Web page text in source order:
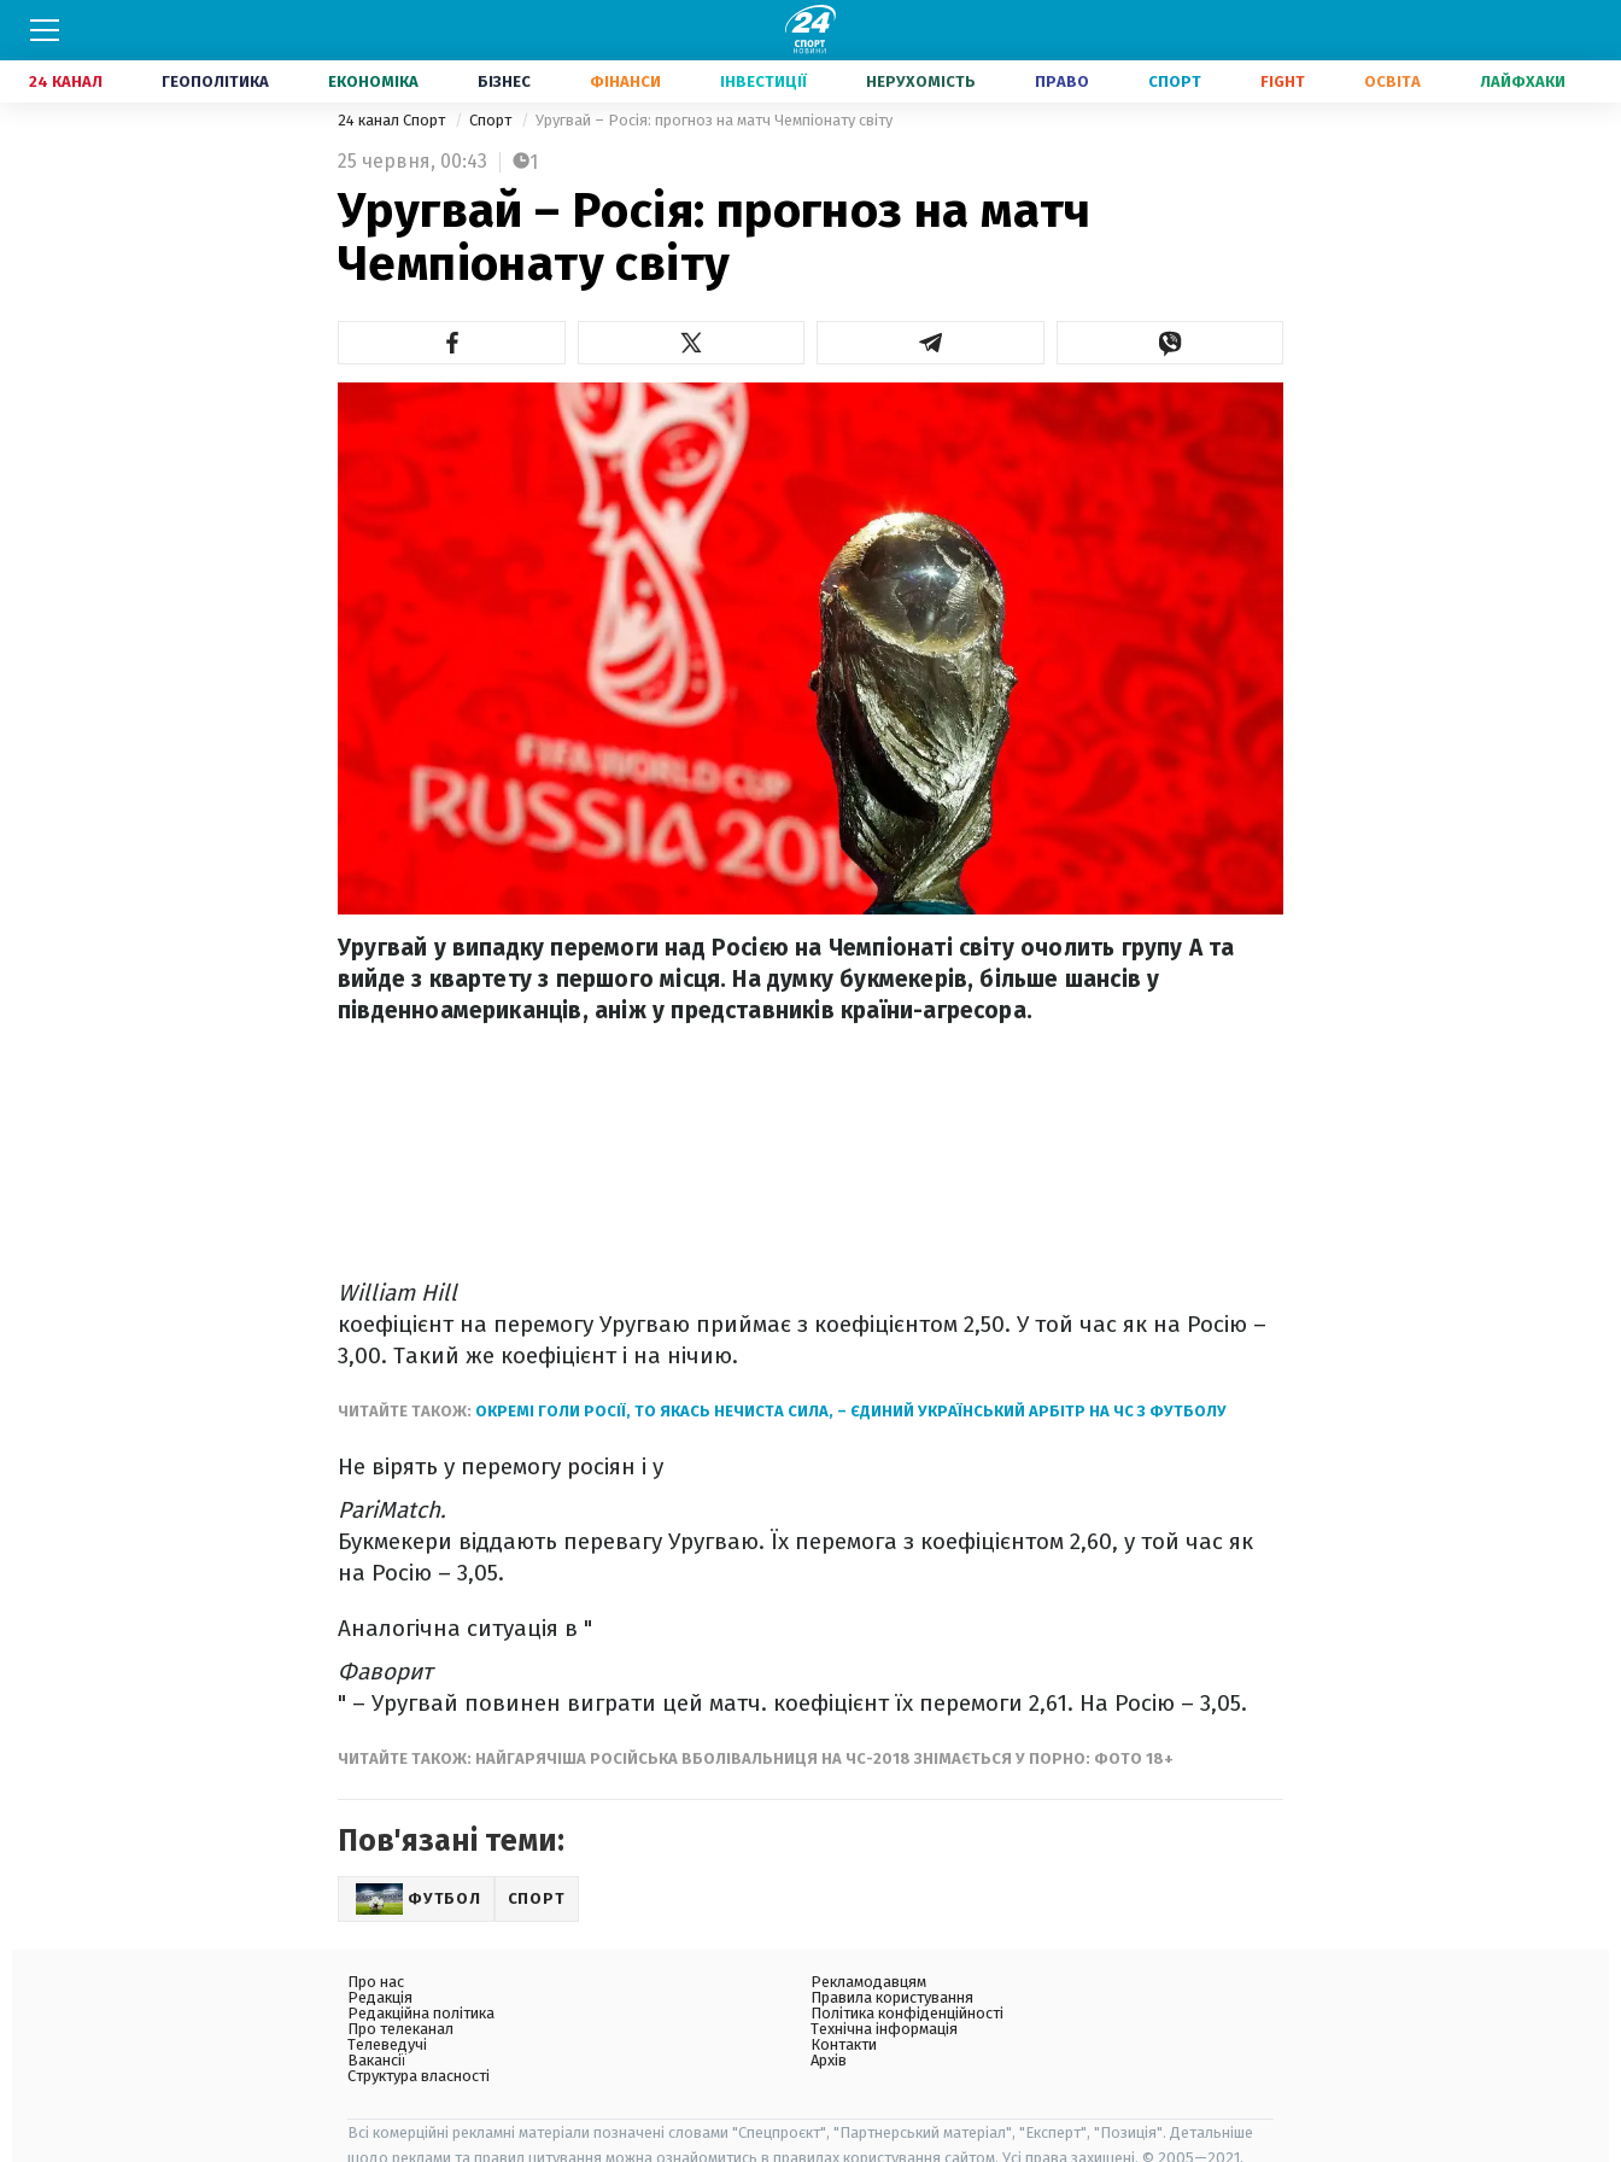
24 КАНАЛ ГЕОПОЛІТИКА ЕКОНОМІКА БІЗНЕС ФІНАНСИ ІНВЕСТИЦІЇ НЕРУХОМІСТЬ ПРАВО СПОРТ FIGHT ОСВІТА ЛАЙФХАКИ
24 канал Спорт Спорт Уругвай – Росія: прогноз на матч Чемпіонату світу
25 червня, 00:43 1
Уругвай – Росія: прогноз на матч
Чемпіонату світу
Уругвай у випадку перемоги над Росією на Чемпіонаті світу очолить групу A та
вийде з квартету з першого місця. На думку букмекерів, більше шансів у
південноамериканців, аніж у представників країни-агресора.
William Hill
коефіцієнт на перемогу Уругваю приймає з коефіцієнтом 2,50. У той час як на Росію –
3,00. Такий же коефіцієнт і на нічию.
ЧИТАЙТЕ ТАКОЖ: ОКРЕМІ ГОЛИ РОСІЇ, ТО ЯКАСЬ НЕЧИСТА СИЛА, – ЄДИНИЙ УКРАЇНСЬКИЙ АРБІТР НА ЧС З ФУТБОЛУ
Не вірять у перемогу росіян і у
PariMatch.
Букмекери віддають перевагу Уругваю. Їх перемога з коефіцієнтом 2,60, у той час як
на Росію – 3,05.
Аналогічна ситуація в "
Фаворит
" – Уругвай повинен виграти цей матч. коефіцієнт їх перемоги 2,61. На Росію – 3,05.
ЧИТАЙТЕ ТАКОЖ: НАЙГАРЯЧІША РОСІЙСЬКА ВБОЛІВАЛЬНИЦЯ НА ЧС-2018 ЗНІМАЄТЬСЯ У ПОРНО: ФОТО 18+
Пов'язані теми:
ФУТБОЛ СПОРТ
Про нас
Редакція
Редакційна політика
Про телеканал
Телеведучі
Вакансії
Структура власності
Рекламодавцям
Правила користування
Політика конфіденційності
Технічна інформація
Контакти
Архів
Всі комерційні рекламні матеріали позначені словами "Спецпроєкт", "Партнерський матеріал", "Експерт", "Позиція". Детальніше
щодо реклами та правил цитування можна ознайомитись в правилах користування сайтом. Усі права захищені. © 2005—2021,